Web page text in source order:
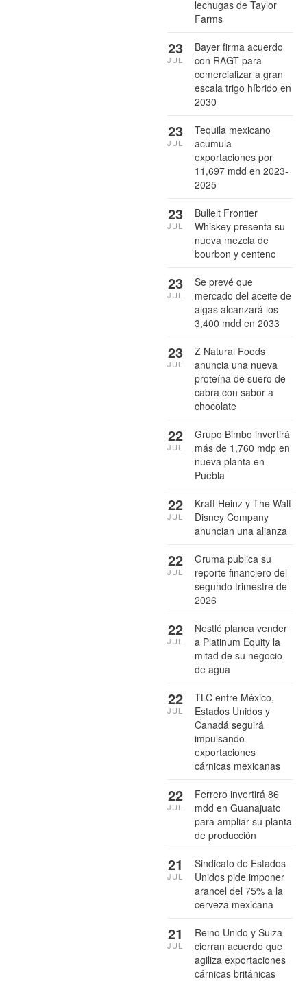
lechugas de Taylor
Farms
Bayer firma acuerdo
con RAGT para
comercializar a gran
escala trigo híbrido en
2030
23
JUL
Tequila mexicano
acumula
exportaciones por
11,697 mdd en 2023-
2025
23
JUL
Bulleit Frontier
Whiskey presenta su
nueva mezcla de
bourbon y centeno
23
JUL
Se prevé que
mercado del aceite de
algas alcanzará los
3,400 mdd en 2033
23
JUL
Z Natural Foods
anuncia una nueva
proteína de suero de
cabra con sabor a
chocolate
23
JUL
Grupo Bimbo invertirá
más de 1,760 mdp en
nueva planta en
Puebla
22
JUL
Kraft Heinz y The Walt
Disney Company
anuncian una alianza
22
JUL
Gruma publica su
reporte financiero del
segundo trimestre de
2026
22
JUL
Nestlé planea vender
a Platinum Equity la
mitad de su negocio
de agua
22
JUL
TLC entre México,
Estados Unidos y
Canadá seguirá
impulsando
exportaciones
cárnicas mexicanas
22
JUL
Ferrero invertirá 86
mdd en Guanajuato
para ampliar su planta
de producción
22
JUL
Sindicato de Estados
Unidos pide imponer
arancel del 75% a la
cerveza mexicana
21
JUL
Reino Unido y Suiza
cierran acuerdo que
agiliza exportaciones
cárnicas británicas
21
JUL